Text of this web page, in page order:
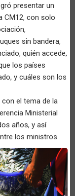
presentar un
CM12, con solo
sin bandera,
quién accede,
los países
y cuáles son los
con el tema de la
Ministerial
años, y así
los ministros.